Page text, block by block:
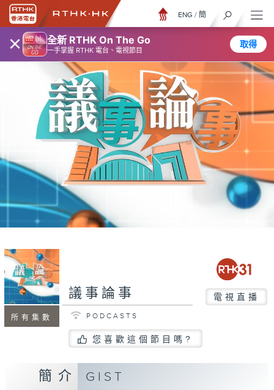
× 全新 RTHK On The Go
一手掌握 RTHK 電台、電視節目
取得
ENG / 簡
所有集數
議事論事 電視直播
PODCASTS
您喜歡這個節目嗎?
簡介 GIST